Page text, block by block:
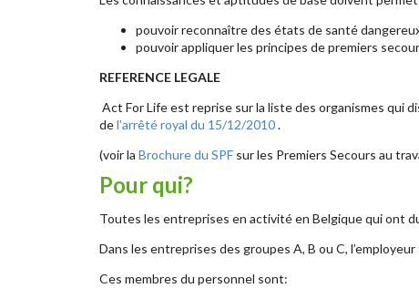
pouvoir reconnaître des états de santé
pouvoir appliquer les principes de premiers
REFERENCE LEGALE
Act For Life est reprise sur la liste des organismes qui
del'arrêté royal du 15/12/2010.
(voir la Brochure du SPFsur les Premiers Secours au
Pour qui?
Toutes les entreprises en activité en Belgique qui ont
Dans les entreprises des groupes A, B ou C,
Ces membres du personnel sont: